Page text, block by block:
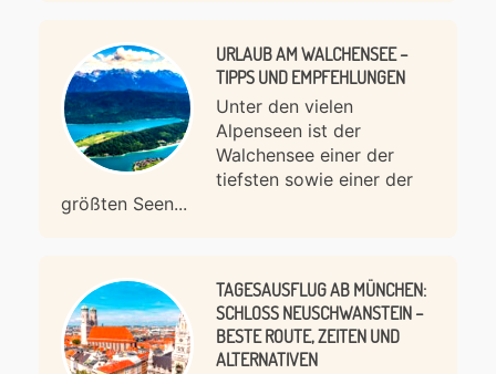
URLAUB AM WALCHENSEE –
TIPPS UND EMPFEHLUNGEN
Unter den vielen
Alpenseen ist der
Walchensee einer der
tiefsten sowie einer der
größten Seen...
TAGESAUSFLUG AB MÜNCHEN:
SCHLOSS NEUSCHWANSTEIN –
BESTE ROUTE, ZEITEN UND
ALTERNATIVEN